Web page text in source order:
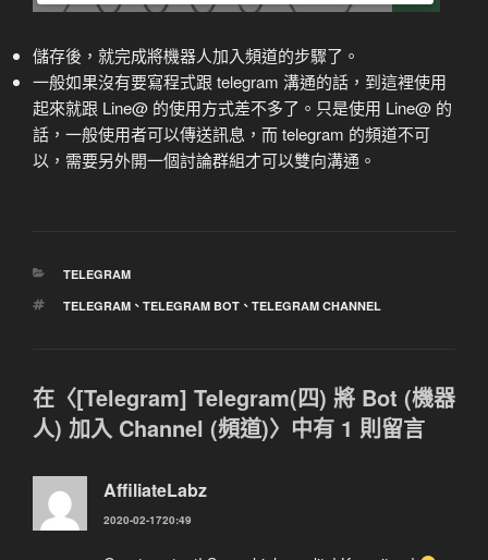
儲存後，就完成將機器人加入頻道的步驟了。
一般如果沒有要寫程式跟 telegram 溝通的話，到這裡使用
起來就跟 Line@ 的使用方式差不多了。只是使用 Line@ 的
話，一般使用者可以傳送訊息，而 telegram 的頻道不可
以，需要另外開一個討論群組才可以雙向溝通。
分
TELEGRAM
標
TELEGRAM、 TELEGRAM BOT、 TELEGRAM CHANNEL
在〈[Telegram] Telegram(四) 將 Bot (機器
人) 加入 Channel (頻道)〉中有 1 則留言
AffiliateLabz
2020-02-1720:49